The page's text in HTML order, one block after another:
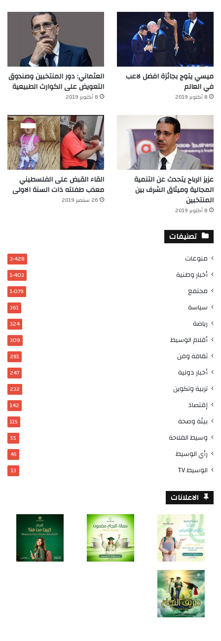
ميسي يتوج بجائزة افضل لاعب
في العالم‎
8 أكتوبر 2019
العثماني: دور المنتخبين وصندوق
التعويض على الكوارث الطبيعية
8 أكتوبر 2019
عزيز الرباح يتحدث عن التنمية
المجالية وميثاق الشرف بين
المنتخبين
8 أكتوبر 2019
القاء القبض على الفلسطيني
معذب طفلته ذات السنة الاولى
26 سبتمبر 2019
تصنيفات
منوعات 3٬428
أخبار وطنية 1٬403
مجتمع 1٬079
سياسة 361
رياضة 324
أقلام الوسيط 309
ثقافة وفن 281
أخبار دولية 247
تربية وتكوين 232
إقتصاد 142
بيئة وصحة 115
وسيط الفلاحة 55
رأي الوسيط 45
الوسيط TV 13
الاعلانات